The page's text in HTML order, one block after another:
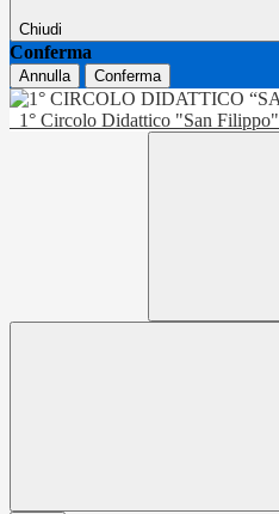
Chiudi
Conferma
Annulla Conferma
1° Circolo Didattico "San Filippo"